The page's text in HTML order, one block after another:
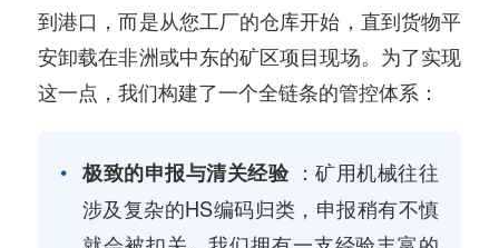
到港口，而是从您工厂的仓库开始，直到货物平
安卸载在非洲或中东的矿区项目现场。为了实现
这一点，我们构建了一个全链条的管控体系：
极致的申报与清关经验 ：矿用机械往往
涉及复杂的HS编码归类，申报稍有不慎